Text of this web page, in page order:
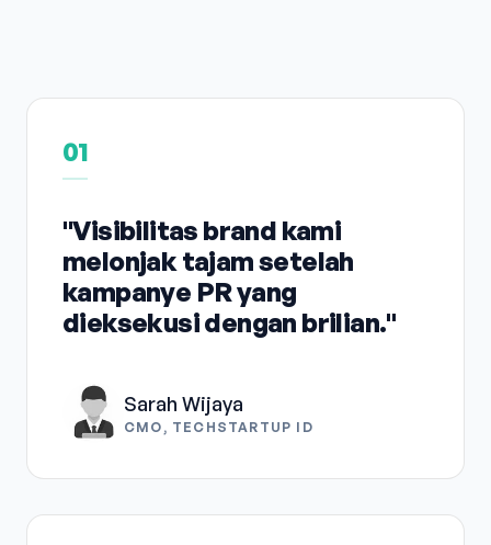
01
"Visibilitas brand kami
melonjak tajam setelah
kampanye PR yang
dieksekusi dengan brilian."
Sarah Wijaya
CMO, TECHSTARTUP ID